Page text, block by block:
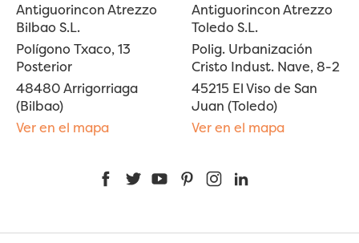
Antiguorincon Atrezzo
Bilbao S.L.
Polígono Txaco, 13
Posterior
48480 Arrigorriaga
(Bilbao)
Ver en el mapa
Antiguorincon Atrezzo
Toledo S.L.
Polig. Urbanización
Cristo Indust. Nave, 8-2
45215 El Viso de San
Juan (Toledo)
Ver en el mapa
FacebookTwitterYouTubePinterestInstagram